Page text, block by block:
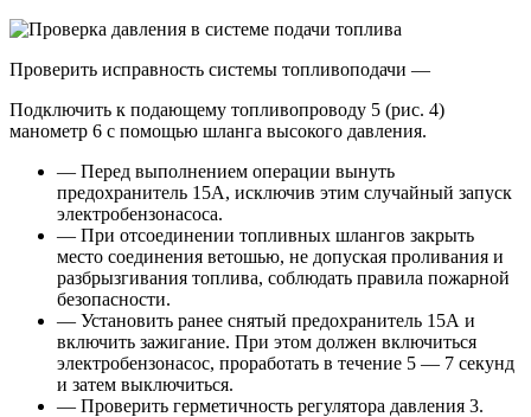
Проверить исправность системы топливоподачи —
Подключить к подающему топливопроводу 5 (рис. 4)
манометр 6 с помощью шланга высокого давления.
— Перед выполнением операции вынуть
предохранитель 15А, исключив этим случайный запуск
электробензонасоса.
— При отсоединении топливных шлангов закрыть
место соединения ветошью, не допуская проливания и
разбрызгивания топлива, соблюдать правила пожарной
безопасности.
— Установить ранее снятый предохранитель 15А и
включить зажигание. При этом должен включиться
электробензонасос, проработать в течение 5 — 7 секунд
и затем выключиться.
— Проверить герметичность регулятора давления 3.